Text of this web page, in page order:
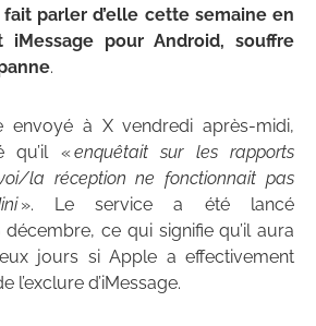
fait parler d’elle cette semaine en
pour Android, souffre
.
envoyé à X vendredi après-midi,
qu’il «enquêtait sur les rapports
la réception ne fonctionnait pas
». Le service a été lancé
ce qui signifie qu’il aura
jours si Apple a effectivement
l’exclure d’iMessage.